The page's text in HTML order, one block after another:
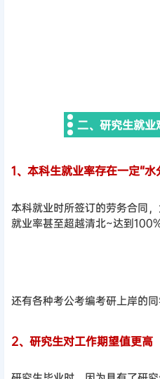
二、研究生就业
1、本科生就业率存在一定“水
本科就业时所签订的劳务合同
就业率甚至超越清北~达到100%
还有各种考公考编考研上岸的
2、研究生对工作期望值更高